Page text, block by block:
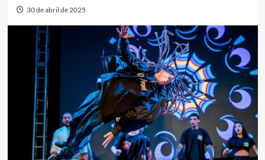
30 de abril de 2025